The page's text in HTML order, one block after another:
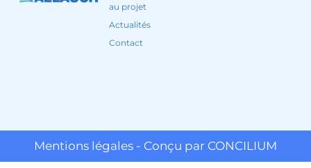
au projet
Actualités
Contact
Mentions légales - Conçu par CONCILIUM